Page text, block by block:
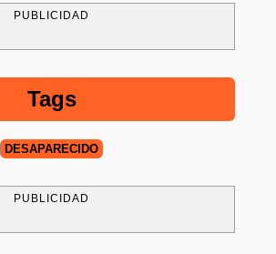
PUBLICIDAD
Tags
DESAPARECIDO
PUBLICIDAD